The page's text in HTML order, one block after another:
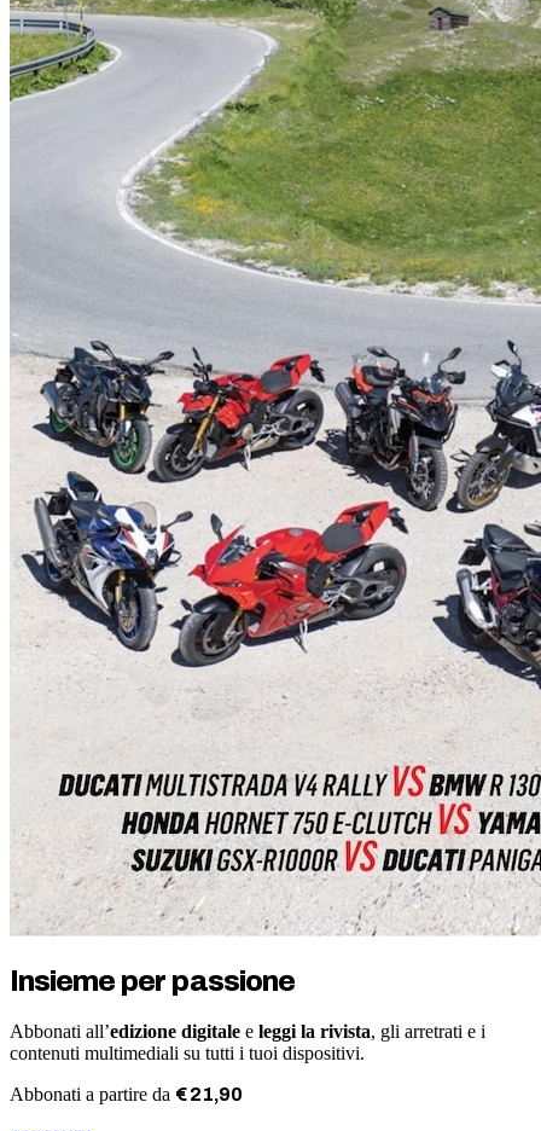
Insieme per passione
Abbonati all’edizione digitale e leggi la rivista, gli arretrati e i
contenuti multimediali su tutti i tuoi dispositivi.
Abbonati a partire da €21,90